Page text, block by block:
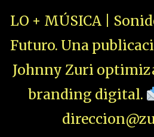
LO + MÚSICA |
Futuro. Una
Johnny Zuri
branding digital.